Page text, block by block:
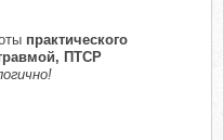
практического
ПТСР